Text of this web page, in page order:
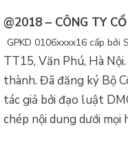
@2018 – CÔNG TY
GPKD 0106xxxx16 cấp bởi
TT15, Văn Phú, Hà
thành. Đã đăng ký Bộ
tác giả bởi đạo luật
chép nội dung dưới mọi